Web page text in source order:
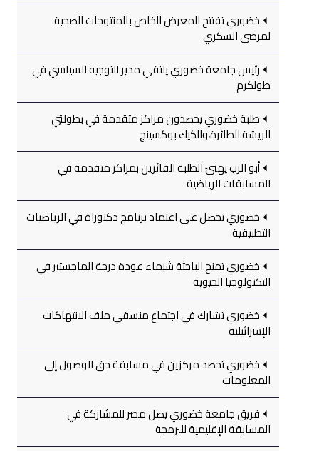
خضوري تفتتح المعرض الخاص بالمنتوجات الصحية
لمرضى السكري
رئيس جامعة خضوري يلتقي مدير التوجيه السياسي في
طولكرم
طلبة خضوري يحصدون مراكز متقدمة في بطولتي
الريشة الطائرة،والكيك بوكسينج
أبو الرب يهنئ الطلبة الفائزين بمراكز متقدمة في
المسابقات الرياضية
خضوري تحصل على اعتماد برنامج دكتوراة في الرياضيات
التطبيقية
خضوري تمنح الباحثة شيماء عودة درجة الماجستير في
التكنولوجيا الحيوية
خضوري تشارك في اجتماع منسقي ملف الانتهاكات
الإسرائيلية
خضوري تحصد مركزين في مسابقة حق الوصول إلى
المعلومات
فريق جامعة خضوري يصل مصر للمشاركة في
المسابقة الإقليمية للبرمجة